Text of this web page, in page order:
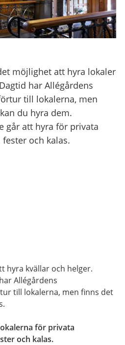
möjlighet att hyra lokaler
har Allégårdens
till lokalerna, men
du hyra dem.
går att hyra för privata
och kalas.
hyra kvällar och helger.
Allégårdens
till lokalerna, men finns det
för privata
och kalas.